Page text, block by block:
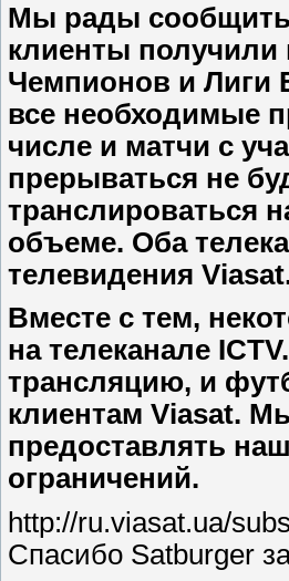
Мы рады сообщить
клиенты получили
Чемпионов и Лиги
все необходимые
числе и матчи с
прерываться не
транслироваться
объеме. Оба
телевидения
Вместе с тем,
на телеканале
трансляцию, и
клиентам Viasat.
предоставлять
ограничений.
http://ru.viasat.ua/
Спасибо Satburger